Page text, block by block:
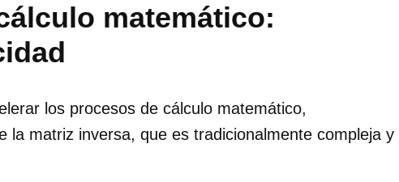
matemático:
los procesos de cálculo matemático,
la matriz inversa, que es tradicionalmente compleja y